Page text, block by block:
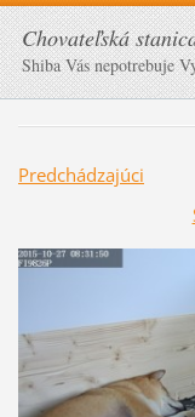
Chovateľská
Shiba Vás nepotrebuje
Predchádzajúci